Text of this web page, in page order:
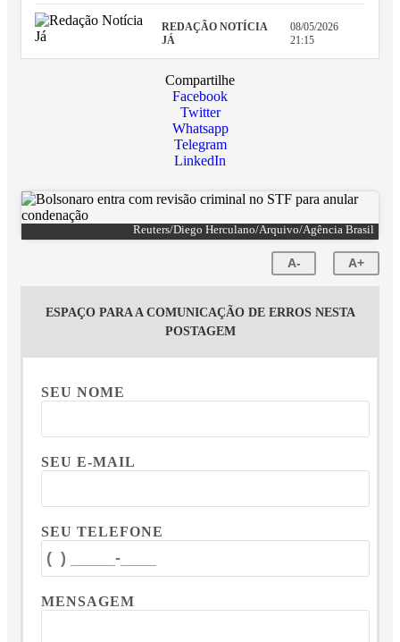
REDAÇÃO NOTÍCIA
JÁ
08/05/2026
21:15
Compartilhe
Facebook
Twitter
Whatsapp
Telegram
LinkedIn
Reuters/Diego Herculano/Arquivo/Agência Brasil
A- A+
ESPAÇO PARA A COMUNICAÇÃO DE ERROS NESTA
POSTAGEM
SEU NOME
SEU E-MAIL
SEU TELEFONE
MENSAGEM